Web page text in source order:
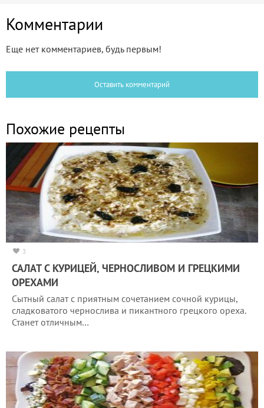
Комментарии
Еще нет комментариев, будь первым!
Оставить комментарий
Похожие рецепты
3
САЛАТ С КУРИЦЕЙ, ЧЕРНОСЛИВОМ И ГРЕЦКИМИ
ОРЕХАМИ
Сытный салат с приятным сочетанием сочной курицы,
сладковатого чернослива и пикантного грецкого ореха.
Станет отличным…